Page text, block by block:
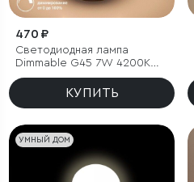
470 ₽
Светодиодная лампа
Dimmable G45 7W 4200K
E27
КУПИТЬ
УМНЫЙ ДОМ